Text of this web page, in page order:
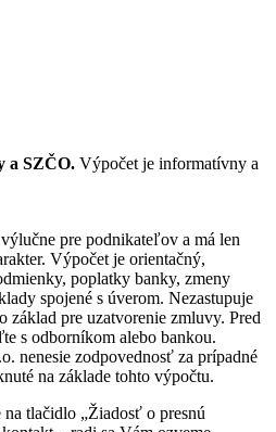
a SZČO. Výpočet je informatívny a
pre podnikateľov a má len
Výpočet je orientačný,
poplatky banky, zmeny
spojené s úverom. Nezastupuje
základ pre uzatvorenie zmluvy. Pred
s odborníkom alebo bankou.
nenesie zodpovednosť za prípadné
na základe tohto výpočtu.
tlačidlo „Žiadosť o presnú